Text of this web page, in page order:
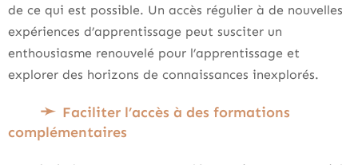
de ce qui est possible. Un accès régulier à de nouvelles
expériences d’apprentissage peut susciter un
enthousiasme renouvelé pour l’apprentissage et
explorer des horizons de connaissances inexplorés.
Faciliter l’accès à des formations
complémentaires